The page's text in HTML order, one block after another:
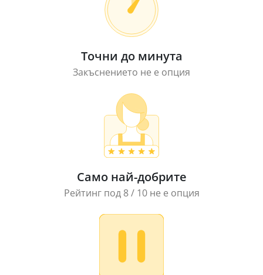
Точни до минута
Закъснението не е опция
Само най-добрите
Рейтинг под 8 / 10 не е опция